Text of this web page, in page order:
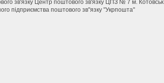
зв'язку Центр поштового зв'язку ЦПЗ № 7 м. Котовськ
підприємства поштового зв"язку "Укрпошта"